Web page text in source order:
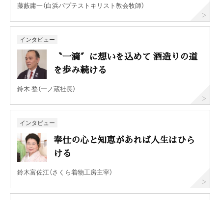
藤藪庸一（白浜バプテストキリスト教会牧師）
インタビュー
〝一滴〞に想いを込めて 酒造りの道
を歩み続ける
鈴木 整（一ノ蔵社長）
インタビュー
奉仕の心と知恵があれば人生はひら
ける
鈴木富佐江（さくら着物工房主宰）